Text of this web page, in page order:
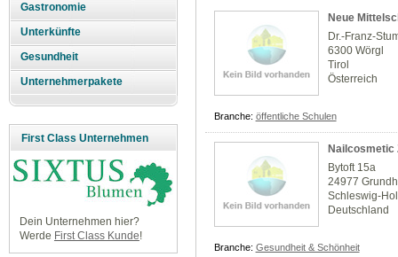
Gastronomie
Unterkünfte
Gesundheit
Unternehmerpakete
First Class Unternehmen
Dein Unternehmen hier?
Werde First Class Kunde!
Neue
Dr.-Franz-
6300 Wörgl
Tirol
Österreich
Branche: öffentliche Schulen
Nailcosmetic
Bytoft 15a
24977
Schleswig-
Deutschland
Branche: Gesundheit & Schönheit